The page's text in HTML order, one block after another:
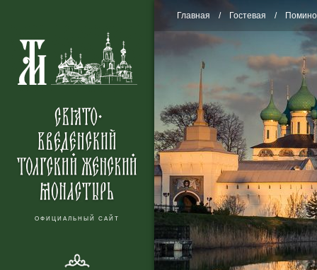
ОФИЦИАЛЬНЫЙ САЙТ
Главная Гостевая